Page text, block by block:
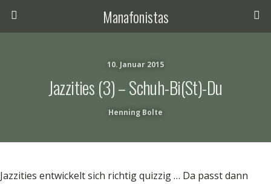
Manafonistas
10. Januar 2015
Jazzities (3) – Schuh-Bi(st)-Du
Henning Bolte
Jazzities entwickelt sich richtig quizzig … Da passt dann